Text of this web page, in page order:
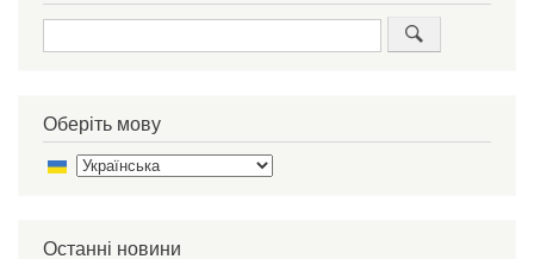
Пошук
Оберіть мову
Останні новини